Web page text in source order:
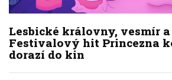
Lesbické královny, vesmír
Festivalový hit Princezna
dorazí do kin